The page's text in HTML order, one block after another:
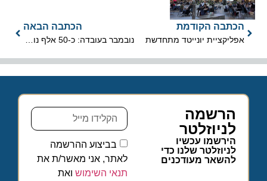
הכתבה הקודמת
אפליקציית יונייטד מתחדשת
הכתבה הבאה
הרשמה
לניוזלטר
הירשמו עכשיו
לניוזלטר שלנו כדי
להשאר מעודכנים
בביצוע ההרשמה
לאתר, אני מאשר/ת את
תנאי השימוש ואת